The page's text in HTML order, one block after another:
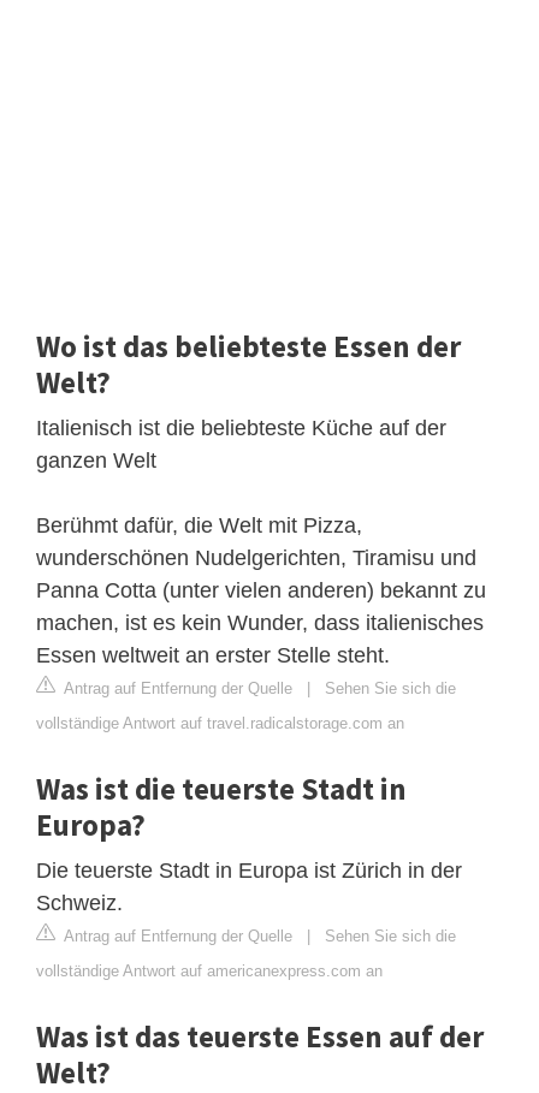
Wo ist das beliebteste Essen der
Welt?
Italienisch ist die beliebteste Küche auf der
ganzen Welt
Berühmt dafür, die Welt mit Pizza,
wunderschönen Nudelgerichten, Tiramisu und
Panna Cotta (unter vielen anderen) bekannt zu
machen, ist es kein Wunder, dass italienisches
Essen weltweit an erster Stelle steht.
Antrag auf Entfernung der Quelle | Sehen Sie sich die
vollständige Antwort auf travel.radicalstorage.com an
Was ist die teuerste Stadt in
Europa?
Die teuerste Stadt in Europa ist Zürich in der
Schweiz.
Antrag auf Entfernung der Quelle | Sehen Sie sich die
vollständige Antwort auf americanexpress.com an
Was ist das teuerste Essen auf der
Welt?